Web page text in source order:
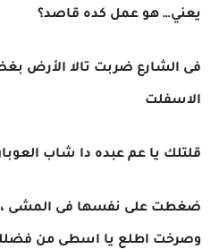
يعني… هو عمل كده قاصد؟
فى الشارع ضربت تالا الأرض
الاسفلت
قلتلك يا عم عبده دا شاب
ضغطت على نفسها فى المشى
وصرخت اطلع يا اسطى من فضلك